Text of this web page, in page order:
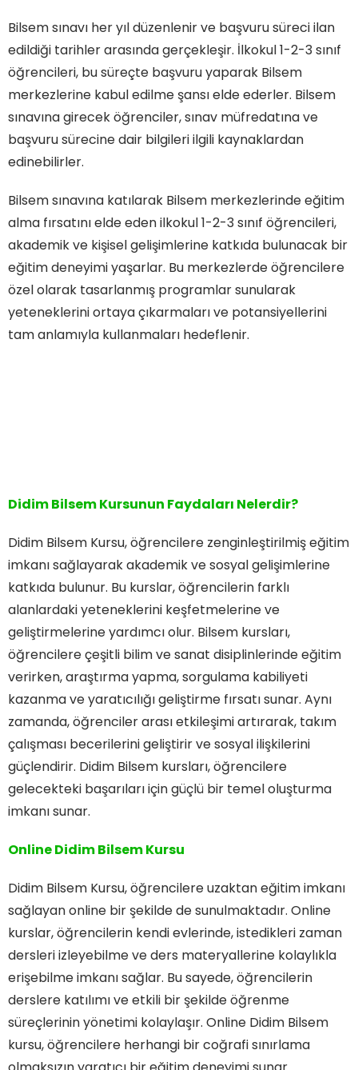
Bilsem sınavı her yıl düzenlenir ve başvuru süreci ilan
edildiği tarihler arasında gerçekleşir. İlkokul 1-2-3 sınıf
öğrencileri, bu süreçte başvuru yaparak Bilsem
merkezlerine kabul edilme şansı elde ederler. Bilsem
sınavına girecek öğrenciler, sınav müfredatına ve
başvuru sürecine dair bilgileri ilgili kaynaklardan
edinebilirler.
Bilsem sınavına katılarak Bilsem merkezlerinde eğitim
alma fırsatını elde eden ilkokul 1-2-3 sınıf öğrencileri,
akademik ve kişisel gelişimlerine katkıda bulunacak bir
eğitim deneyimi yaşarlar. Bu merkezlerde öğrencilere
özel olarak tasarlanmış programlar sunularak
yeteneklerini ortaya çıkarmaları ve potansiyellerini
tam anlamıyla kullanmaları hedeflenir.
Didim Bilsem Kursunun Faydaları Nelerdir?
Didim Bilsem Kursu, öğrencilere zenginleştirilmiş eğitim
imkanı sağlayarak akademik ve sosyal gelişimlerine
katkıda bulunur. Bu kurslar, öğrencilerin farklı
alanlardaki yeteneklerini keşfetmelerine ve
geliştirmelerine yardımcı olur. Bilsem kursları,
öğrencilere çeşitli bilim ve sanat disiplinlerinde eğitim
verirken, araştırma yapma, sorgulama kabiliyeti
kazanma ve yaratıcılığı geliştirme fırsatı sunar. Aynı
zamanda, öğrenciler arası etkileşimi artırarak, takım
çalışması becerilerini geliştirir ve sosyal ilişkilerini
güçlendirir. Didim Bilsem kursları, öğrencilere
gelecekteki başarıları için güçlü bir temel oluşturma
imkanı sunar.
Online Didim Bilsem Kursu
Didim Bilsem Kursu, öğrencilere uzaktan eğitim imkanı
sağlayan online bir şekilde de sunulmaktadır. Online
kurslar, öğrencilerin kendi evlerinde, istedikleri zaman
dersleri izleyebilme ve ders materyallerine kolaylıkla
erişebilme imkanı sağlar. Bu sayede, öğrencilerin
derslere katılımı ve etkili bir şekilde öğrenme
süreçlerinin yönetimi kolaylaşır. Online Didim Bilsem
kursu, öğrencilere herhangi bir coğrafi sınırlama